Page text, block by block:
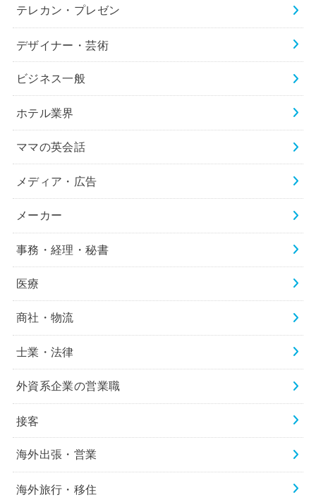
テレカン・プレゼン
デザイナー・芸術
ビジネス一般
ホテル業界
ママの英会話
メディア・広告
メーカー
事務・経理・秘書
医療
商社・物流
士業・法律
外資系企業の営業職
接客
海外出張・営業
海外旅行・移住